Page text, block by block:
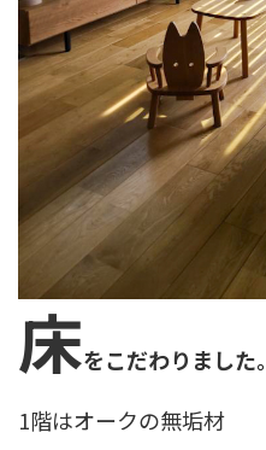
床をこだわりました。
1階はオークの無垢材